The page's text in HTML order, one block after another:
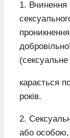
1. Вчинення
карається
років.
2.
або особою,